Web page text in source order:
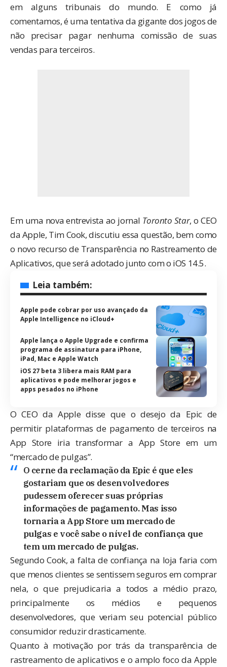
em alguns tribunais do mundo. E como já
comentamos, é uma tentativa da gigante dos jogos de
não precisar pagar nenhuma comissão de suas
vendas para terceiros.
Em uma nova entrevista ao jornal Toronto Star, o CEO
da Apple, Tim Cook, discutiu essa questão, bem como
o novo recurso de Transparência no Rastreamento de
Aplicativos, que será adotado junto com o iOS 14.5.
Leia também:
Apple pode cobrar por uso avançado da
Apple Intelligence no iCloud+
Apple lança o Apple Upgrade e confirma
programa de assinatura para iPhone,
iPad, Mac e Apple Watch
iOS 27 beta 3 libera mais RAM para
aplicativos e pode melhorar jogos e
apps pesados no iPhone
O CEO da Apple disse que o desejo da Epic de
permitir plataformas de pagamento de terceiros na
App Store iria transformar a App Store em um
“mercado de pulgas”.
O cerne da reclamação da Epic é que eles
gostariam que os desenvolvedores
pudessem oferecer suas próprias
informações de pagamento. Mas isso
tornaria a App Store um mercado de
pulgas e você sabe o nível de confiança que
tem um mercado de pulgas.
Segundo Cook, a falta de confiança na loja faria com
que menos clientes se sentissem seguros em comprar
nela, o que prejudicaria a todos a médio prazo,
principalmente os médios e pequenos
desenvolvedores, que veriam seu potencial público
consumidor reduzir drasticamente.
Quanto à motivação por trás da transparência de
rastreamento de aplicativos e o amplo foco da Apple